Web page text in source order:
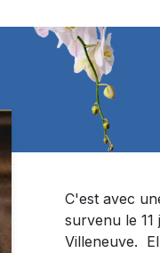
C'est avec
survenu le 11
Villeneuve.